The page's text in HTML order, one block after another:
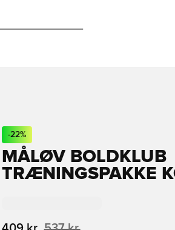
-22%
MÅLØV BOLDKLUB
TRÆNINGSPAKKE